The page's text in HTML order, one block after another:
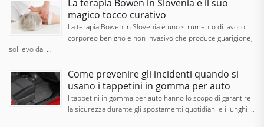
La terapia Bowen in Slovenia e il suo
magico tocco curativo
La terapia Bowen in Slovenia è uno strumento di lavoro
corporeo benigno e non invasivo che produce guarigione,
sollievo dal …
Come prevenire gli incidenti quando si
usano i tappetini in gomma per auto
I tappetini in gomma per auto hanno lo scopo di garantire
la sicurezza durante gli spostamenti quotidiani e i lunghi …